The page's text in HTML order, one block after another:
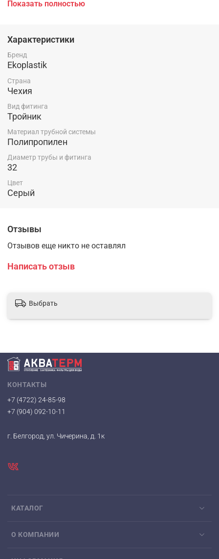
давления в проводке.
Показать полностью
Характеристики
Бренд
Ekoplastik
Страна
Чехия
Вид фитинга
Тройник
Материал трубной системы
Полипропилен
Диаметр трубы и фитинга
32
Цвет
Серый
Отзывы
Отзывов еще никто не оставлял
Написать отзыв
Выбрать
КАТАЛОГ
О КОМПАНИИ
КОНТАКТЫ
+7 (4722) 24-85-98
+7 (904) 092-10-11
г. Белгород, ул. Чичерина, д. 1к